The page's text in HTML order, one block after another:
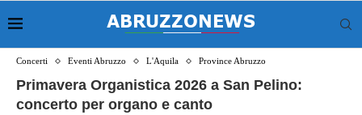
Concerti Eventi Abruzzo L'Aquila Province Abruzzo
Primavera Organistica 2026 a San Pelino:
concerto per organo e canto